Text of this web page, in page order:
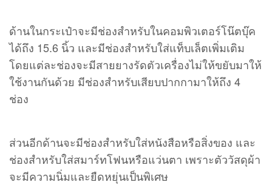
ด้านในกระเป๋าจะมีช่องสำหรับในคอมพิวเตอร์โน๊ตบุ๊ค
ได้ถึง 15.6 นิ้ว และมีช่องสำหรับใส่แท็บเล็ตเพิ่มเติม
โดยแต่ละช่องจะมีสายยางรัดตัวเครื่องไม่ให้ขยับมาให้
ใช้งานกันด้วย มีช่องสำหรับเสียบปากกามาให้ถึง 4
ช่อง
ส่วนอีกด้านจะมีช่องสำหรับใส่หนังสือหรือสิ่งของ และ
ช่องสำหรับใส่สมาร์ทโฟนหรือแว่นตา เพราะตัววัสดุผ้า
จะมีความนิ่มและยืดหยุ่นเป็นพิเศษ